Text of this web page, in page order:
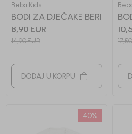
Beba Kids
BODI ZA DJEČAKE BERI
8,90 EUR
14,90EUR
DODAJ U KORPU
17,50
40%